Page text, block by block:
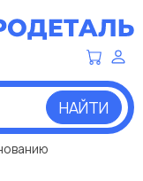
НАЙТИ